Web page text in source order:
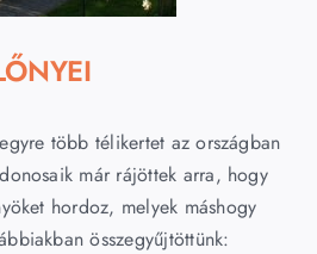
Kapcsolat
több télikertet az országban
már rájöttek arra, hogy
hordoz, melyek máshogy
összegyűjtöttünk: